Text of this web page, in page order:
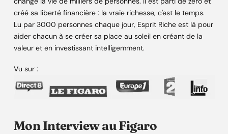
créé sa liberté financière : la vraie richesse, c'est le temps.
Lu par 3000 personnes chaque jour, Esprit Riche est là pour
aider chacun à se créer sa place au soleil en créant de la
valeur et en investissant intelligemment.
Vu sur :
Mon Interview au Figaro